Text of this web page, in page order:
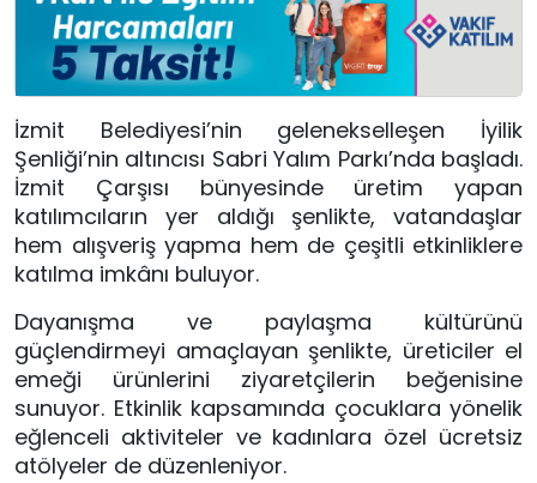
İzmit Belediyesi’nin gelenekselleşen İyilik
Şenliği’nin altıncısı Sabri Yalım Parkı’nda başladı.
İzmit Çarşısı bünyesinde üretim yapan
katılımcıların yer aldığı şenlikte, vatandaşlar
hem alışveriş yapma hem de çeşitli etkinliklere
katılma imkânı buluyor.
Dayanışma ve paylaşma kültürünü
güçlendirmeyi amaçlayan şenlikte, üreticiler el
emeği ürünlerini ziyaretçilerin beğenisine
sunuyor. Etkinlik kapsamında çocuklara yönelik
eğlenceli aktiviteler ve kadınlara özel ücretsiz
atölyeler de düzenleniyor.